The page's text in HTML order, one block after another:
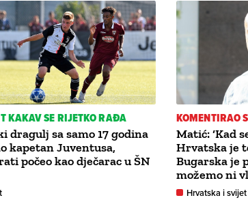
KAKAV SE RIJETKO RAĐA
dragulj sa samo 17 godina
kapetan Juventusa,
počeo kao dječarac u ŠN
KOMENTIRAO
Matić: ‘Kad
Hrvatska je
Bugarska je
možemo ni
Hrvatska i svijet